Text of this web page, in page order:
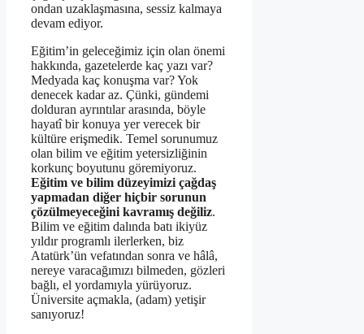
ondan uzaklaşmasına, sessiz kalmaya
devam ediyor.
Eğitim’in geleceğimiz için olan önemi
hakkında, gazetelerde kaç yazı var?
Medyada kaç konuşma var? Yok
denecek kadar az. Çünki, gündemi
dolduran ayrıntılar arasında, böyle
hayatî bir konuya yer verecek bir
kültüre erişmedik. Temel sorunumuz
olan bilim ve eğitim yetersizliğinin
korkunç boyutunu göremiyoruz.
Eğitim ve bilim düzeyimizi çağdaş
yapmadan diğer hiçbir sorunun
çözülmeyeceğini kavramış değiliz.
Bilim ve eğitim dalında batı ikiyüz
yıldır programlı ilerlerken, biz
Atatürk’ün vefatından sonra ve hâlâ,
nereye varacağımızı bilmeden, gözleri
bağlı, el yordamıyla yürüyoruz.
Üniversite açmakla, (adam) yetişir
sanıyoruz!